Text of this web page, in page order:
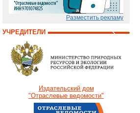
Разместить рекламу
УЧРЕДИТЕЛИ
Издательский дом
"Отраслевые ведомости"